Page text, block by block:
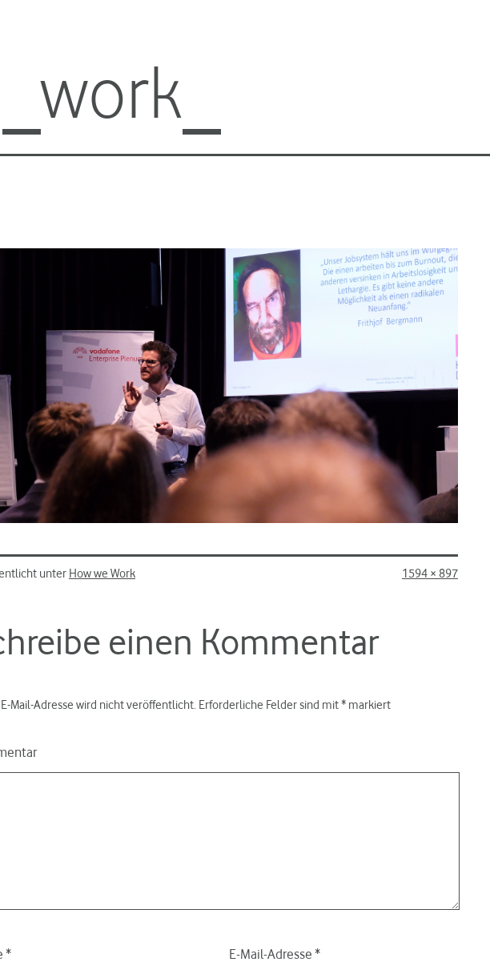
unter How we Work Originalgröße
1594 × 897
einen Kommentar
Mail-Adresse wird nicht veröffentlicht. Erforderliche Felder sind mit* markiert
* E-Mail-Adresse *